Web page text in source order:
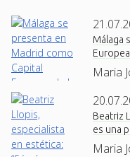
Málaga
Maria
Beatriz
es una
Maria